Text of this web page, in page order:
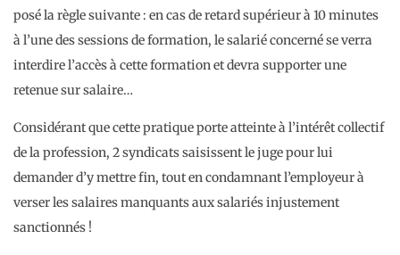
posé la règle suivante : en cas de retard supérieur à 10 minutes
à l’une des sessions de formation, le salarié concerné se verra
interdire l’accès à cette formation et devra supporter une
retenue sur salaire…
Considérant que cette pratique porte atteinte à l’intérêt collectif
de la profession, 2 syndicats saisissent le juge pour lui
demander d’y mettre fin, tout en condamnant l’employeur à
verser les salaires manquants aux salariés injustement
sanctionnés !